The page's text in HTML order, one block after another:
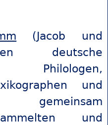
(Jacob und
deutsche
Philologen,
und
und